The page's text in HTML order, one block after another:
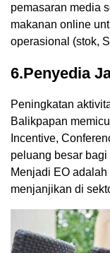
pemasaran media
makanan online
operasional (stok,
6.Penyedia
Peningkatan
Balikpapan
Incentive,
peluang besar
Menjadi EO adalah
menjanjikan di